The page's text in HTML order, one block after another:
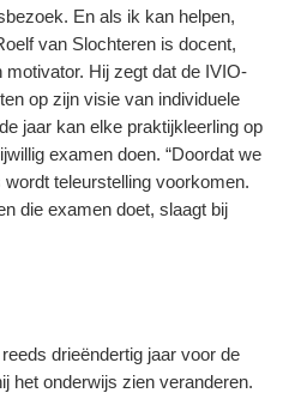
En als ik kan helpen,
van Slochteren is docent,
motivator. Hij zegt dat de IVIO-
op zijn visie van individuele
jaar kan elke praktijkleerling op
examen doen. “Doordat we
teleurstelling voorkomen.
die examen doet, slaagt bij
drieëndertig jaar voor de
het onderwijs zien veranderen.